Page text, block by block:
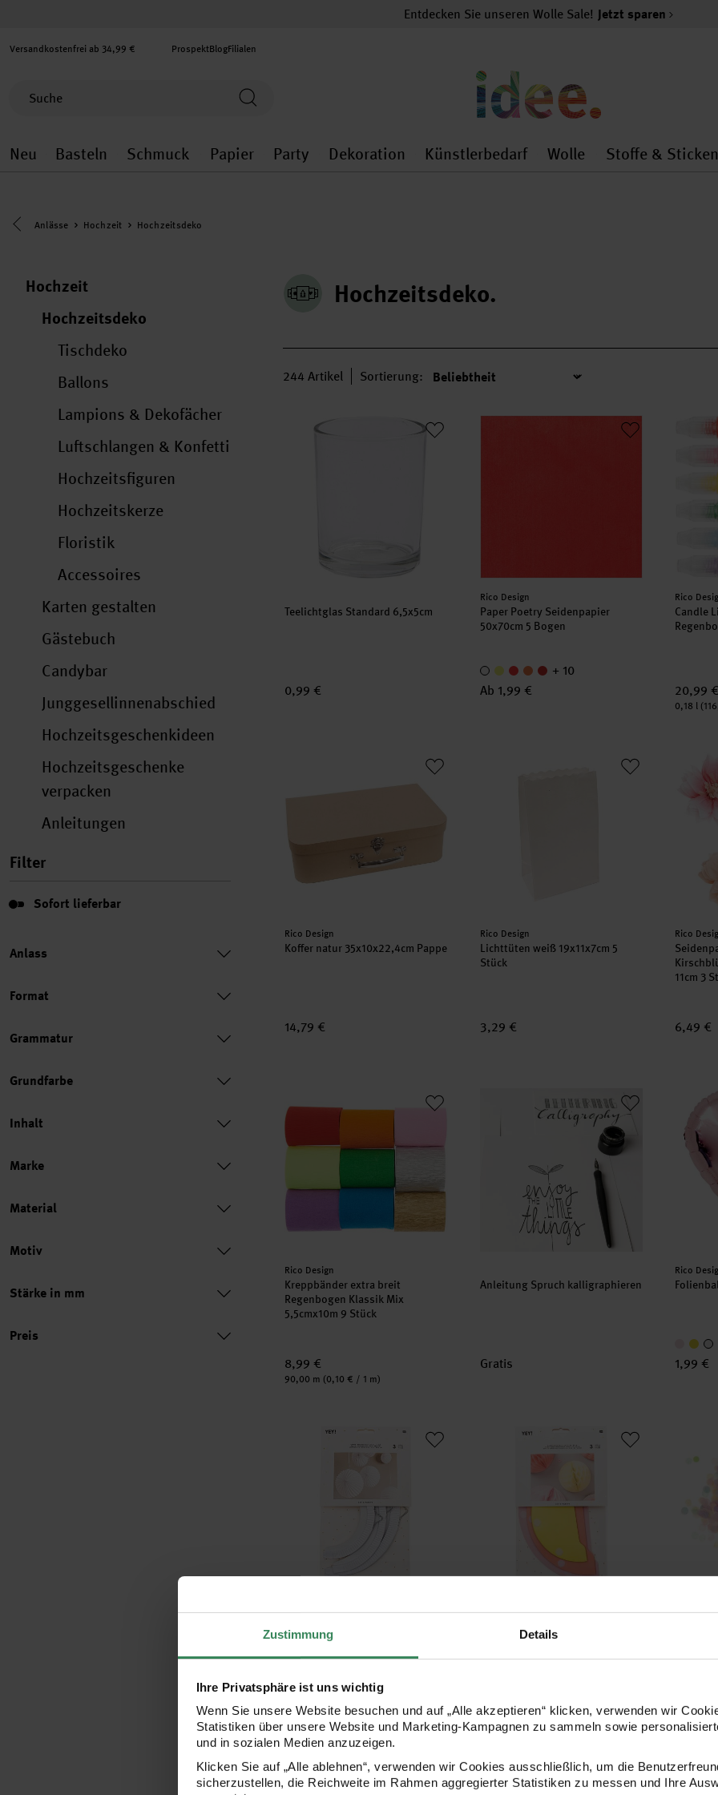
Zustimmung Details
Ihre Privatsphäre ist uns wichtig
Wenn Sie unsere Website besuchen und auf „Alle akzeptieren“ klicken, verwenden wir
Statistiken über unsere Website und Marketing-Kampagnen zu sammeln sowie
und in sozialen Medien anzuzeigen.
Klicken Sie auf „Alle ablehnen“, verwenden wir Cookies ausschließlich, um die
sicherzustellen, die Reichweite im Rahmen aggregierter Statistiken zu messen und Ihre
Entdecken Sie unseren Wolle Sale! Jetzt sparen
Versandkostenfrei ab 34,99 € ProspektBlogFilialen
Neu
Neu general.openMenu
Basteln
Basteln general.openMenu
Schmuck
Schmuck general.openMenu
Papier
Papier general.openMenu
Party
Party general.openMenu
Dekoration
Dekoration general.openMenu
Künstlerbedarf
Künstlerbedarf
Wolle
Wolle
Stoffe & Sticken
Eine Kategorie zurück navigieren
Anlässe Hochzeit Hochzeitsdeko
Hochzeit
Hochzeitsdeko
Tischdeko
Ballons
Lampions & Dekofächer
Luftschlangen & Konfetti
Hochzeitsfiguren
Hochzeitskerze
Floristik
Accessoires
Karten gestalten
Gästebuch
Candybar
Junggesellinnenabschied
Hochzeitsgeschenkideen
Hochzeitsgeschenke
verpacken
Anleitungen
Filter
Sofort lieferbar
Sofort lieferbar
Anlass
Format
Grammatur
Grundfarbe
Inhalt
Marke
Material
Motiv
Stärke in mm
Preis
Preis
Hochzeitsdeko
244 Artikel Sortierung:
Teelichtglas Standard 6,5x5cm
0,99 €
Paper Poetry Seidenpapier 50x70cm 5
Hersteller:
Rico Design
Paper Poetry Seidenpapier
50x70cm 5 Bogen
+ 10
Ab 1,99 €
Rico
Candle
20,99 €
Inhalt:
0,18 l
Hersteller:
Rico Design
Koffer natur 35x10x22,4cm Pappe
14,79 €
Hersteller:
Rico Design
Lichttüten weiß 19x11x7cm 5
Stück
3,29 €
Rico
11cm 3
6,49 €
Hersteller:
Rico Design
Kreppbänder extra breit
Regenbogen Klassik Mix
5,5cmx10m 9 Stück
8,99 €
Inhalt:
90,00 m (0,10 € / 1 m)
Anleitung Spruch kalligraphieren
Gratis
Rico
1,99 €
Wabenpapier Bälle Sommer 3 Stück
Inhalt:
0,02 kg
Luftschlangen 3,8m Kreppbänder extra breit Blüten MixPicker